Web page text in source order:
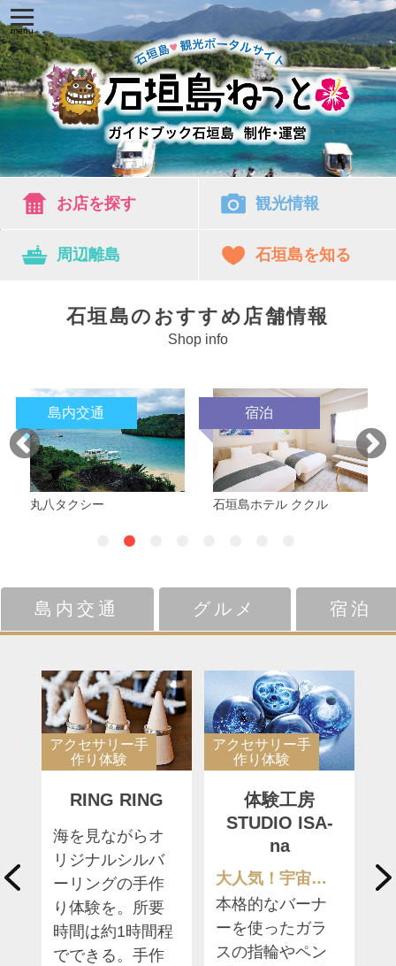
お店を探す 観光情報
周辺離島 石垣島を知る
石垣島のおすすめ店舗情報
Shop info
島内交通
丸八タクシー
宿泊
石垣島ホテル ククル
島内交通 グルメ 宿泊
アクセサリー手
作り体験
RING RING
海を見ながらオ
リジナルシルバ
ーリングの手作
り体験を。所要
時間は約1時間程
でできる。手作
アクセサリー手
作り体験
体験工房
STUDIO ISA-
na
大人気！宇宙ガラスペンダント
本格的なバーナ
ーを使ったガラ
スの指輪やペン